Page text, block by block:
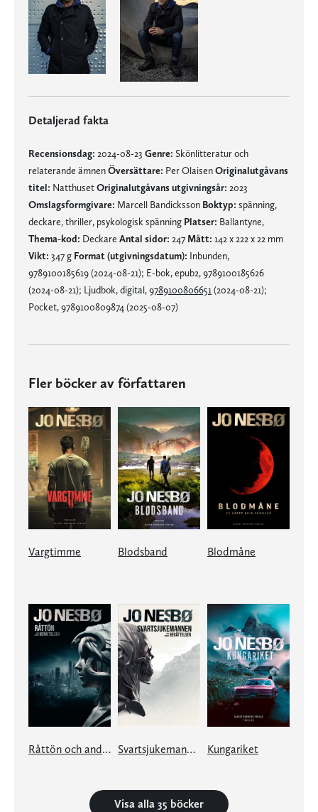
Detaljerad fakta
Recensionsdag: 2024-08-23 Genre: Skönlitteratur och
relaterande ämnenÖversättare: Per OlaisenOriginalutgåvans
titel: NatthusetOriginalutgåvans utgivningsår: 2023
Omslagsformgivare: Marcell Bandicksson Boktyp: spänning,
deckare, thriller, psykologisk spänning Platser: Ballantyne,
Thema-kod: Deckare Antal sidor: 247 Mått: 142 x 222 x 22 mm
Vikt: 347 g Format (utgivningsdatum): Inbunden,
9789100185619 (2024-08-21); E-bok, epub2, 9789100185626
(2024-08-21); Ljudbok, digital,9789100806651 (2024-08-21);
Pocket, 9789100809874 (2025-08-07)
Fler böcker av författaren
Vargtimme Blodsband Blodmåne
Råttön och andra berättelser Svartsjukemannen och andra berättelser Kungariket
Visa alla 35 böcker